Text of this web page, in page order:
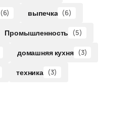
(6) выпечка (6)
Промышленность (5)
домашняя кухня (3)
техника (3)